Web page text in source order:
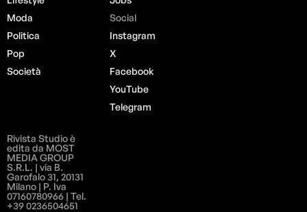
Moda
Politica
Pop
Società
Social
Instagram
X
Facebook
YouTube
Telegram
Rivista Studio è
edita da MOST
MEDIA GROUP
S.R.L. | via B.
Garofalo 31, 20131
Milano | P. Iva
07160780966 | Tel.
+39 0236504651